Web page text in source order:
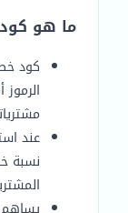
ما هو
كود
عند
نسبة